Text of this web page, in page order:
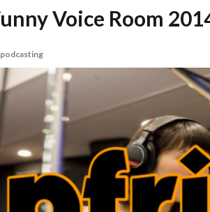
Voice Room
podcasting